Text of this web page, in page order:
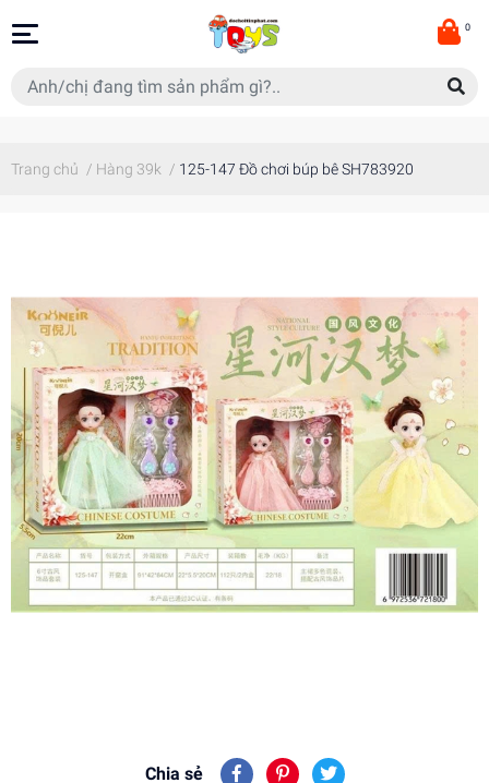
0
Trang chủ / Hàng 39k / 125-147 Đồ chơi búp bê SH783920
Chia sẻ